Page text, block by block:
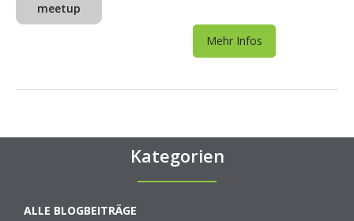
meetup
Mehr Infos
Kategorien
ALLE BLOGBEITRÄGE